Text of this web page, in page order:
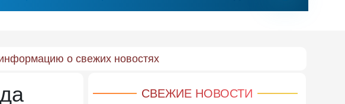
о свежих новостях
СВЕЖИЕ НОВОСТИ